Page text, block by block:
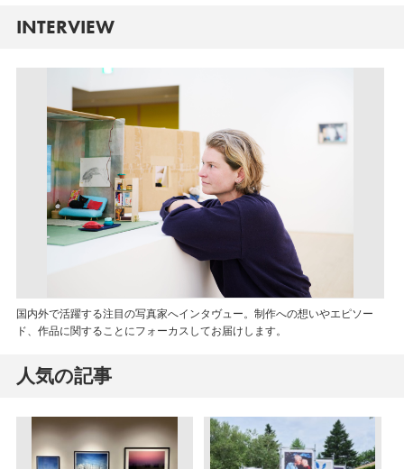
INTERVIEW
国内外で活躍する注目の写真家へインタヴュー。制作への想いやエピソー
ド、作品に関することにフォーカスしてお届けします。
人気の記事